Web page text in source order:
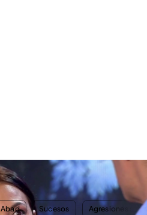
de su denuncia a Iñigo Errejón:
que no pueden alzar la voz"
Sucesos Agresiones